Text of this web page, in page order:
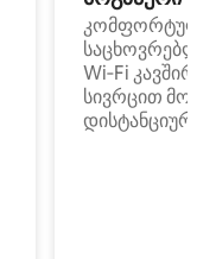
კომფორტული
Wi‑Fi
სივრცით
დისტანციური